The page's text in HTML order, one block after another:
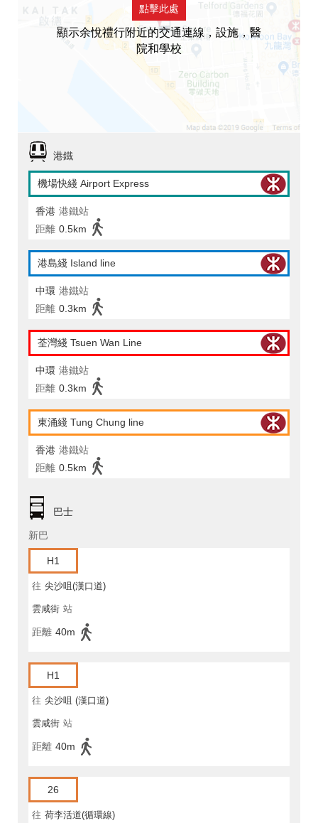
點擊此處
顯示余悅禮行附近的交通連線，設施，醫
院和學校
港鐵
機場快綫 Airport Express
香港 港鐵站
距離 0.5km
港島綫 Island line
中環 港鐵站
距離 0.3km
荃灣綫 Tsuen Wan Line
中環 港鐵站
距離 0.3km
東涌綫 Tung Chung line
香港 港鐵站
距離 0.5km
巴士
新巴
H1
往 尖沙咀(漢口道)
雲咸街 站
距離 40m
H1
往 尖沙咀 (漢口道)
雲咸街 站
距離 40m
26
往 荷李活道(循環線)